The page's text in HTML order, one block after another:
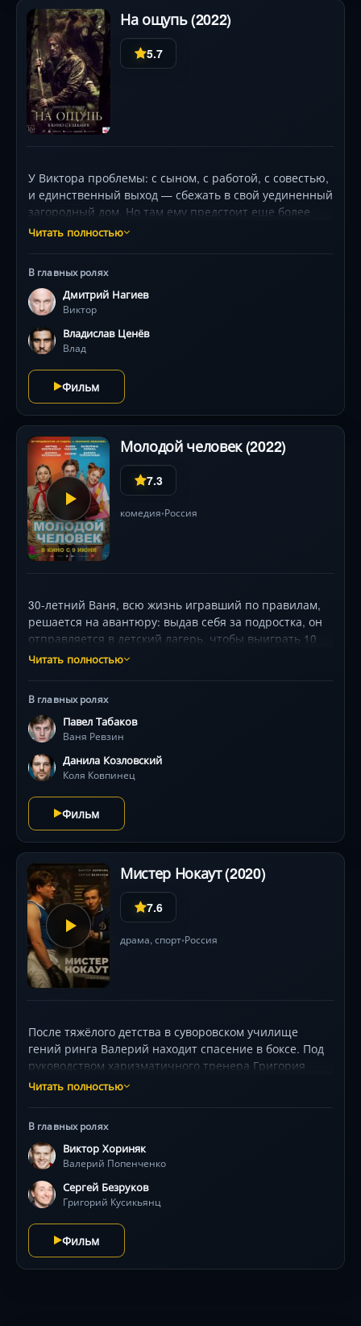
На ощупь (2022)
5.7
У Виктора проблемы: с сыном, с работой, с совестью,
и единственный выход — сбежать в свой уединенный
загородный дом. Но там ему предстоит еще более
суровое испытание: из-за несчастного случая на
и противостоять собственным страхам и
одиночеству.
Читать полностью
В главных ролях
Дмитрий Нагиев
Виктор
Владислав Ценёв
Влад
Фильм
Молодой человек (2022)
7.3
комедия•Россия
30-летний Ваня, всю жизнь игравший по правилам,
решается на авантюру: выдав себя за подростка, он
отправляется в детский лагерь, чтобы выиграть 10
миллионов. Но столкновение с поколением зумеров и
комедия о том, как «правильный» путь ведет в тупик .
Читать полностью
В главных ролях
Павел Табаков
Ваня Ревзин
Данила Козловский
Коля Ковпинец
Фильм
Мистер Нокаут (2020)
7.6
драма, спорт•Россия
После тяжёлого детства в суворовском училище
гений ринга Валерий находит спасение в боксе. Под
руководством харизматичного тренера Григория
(Сергей Безруков) он шлифует уникальный стиль,
запрещёнными боями и схватками с гораздо более
опасным противником — собственными страхами.
Фильм погружает в атмосферу СССР 1960-х, где
каждый удар на ринге становится политическим
жестом. Виктор Хориняк виртуозно воплощает образ
погружения.
Читать полностью
В главных ролях
Виктор Хориняк
Валерий Попенченко
Сергей Безруков
Григорий Кусикьянц
Фильм